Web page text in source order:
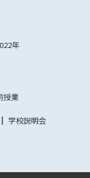
年
授業
学校説明会